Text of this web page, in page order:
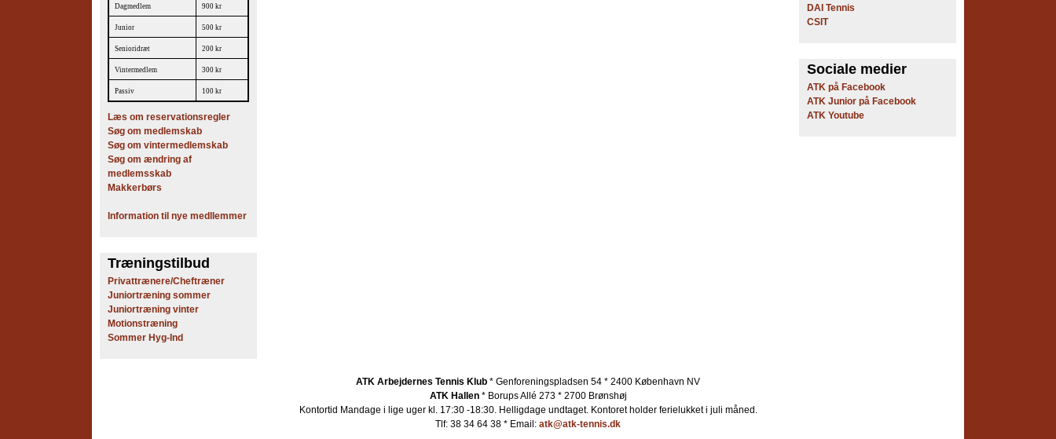
u
b
Dagmedlem 900 kr
Junior 500 kr
Senioridræt 200 kr
Vintermedlem 300 kr
Passiv 100 kr
Læs om reservationsregler
Søg om medlemskab
Søg om vintermedlemskab
Søg om ændring af
medlemsskab
Makkerbørs
Information til nye medllemmer
Træningstilbud
Privattrænere/Cheftræner
Juniortræning sommer
Juniortræning vinter
Motionstræning
Sommer Hyg-Ind
DAI Tennis
CSIT
Sociale medier
ATK på Facebook
ATK Junior på Facebook
ATK Youtube
ATK Arbejdernes Tennis Klub * Genforeningspladsen 54 * 2400 København NV
ATK Hallen* Borups Allé 273 * 2700 Brønshøj
Kontortid Mandage i lige uger kl. 17:30 -18:30. Helligdage undtaget. Kontoret holder ferielukket i juli måned.
Tlf: 38 34 64 38 * Email: atk@atk-tennis.dk